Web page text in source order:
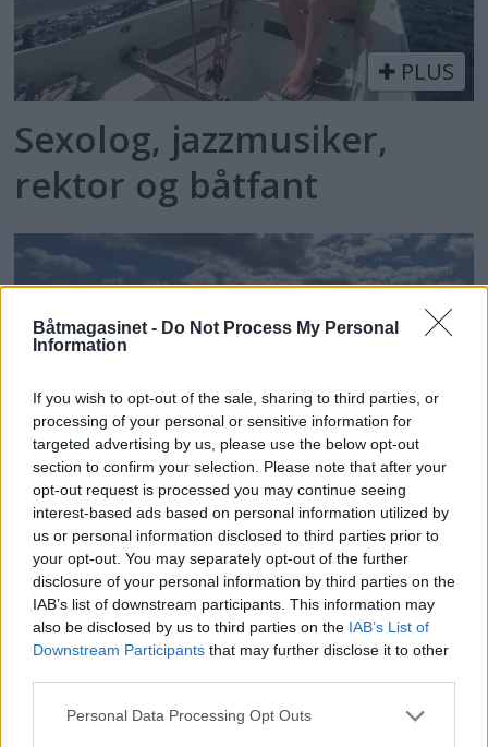
Båtmagasinet - Do Not Process My Personal
Information
If you wish to opt-out of the sale, sharing to third parties, or
processing of your personal or sensitive information for
targeted advertising by us, please use the below opt-out
section to confirm your selection. Please note that after your
opt-out request is processed you may continue seeing
interest-based ads based on personal information utilized by
us or personal information disclosed to third parties prior to
your opt-out. You may separately opt-out of the further
disclosure of your personal information by third parties on the
IAB’s list of downstream participants. This information may
also be disclosed by us to third parties on the IAB’s List of
Downstream Participants that may further disclose it to other
Personal Data Processing Opt Outs
PLUS
Sexolog, jazzmusiker,
rektor og båtfant
PLUS
Motorbåtdefilering i Risør